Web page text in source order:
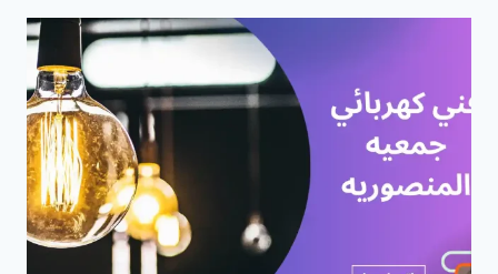
الدسمة
90919474
كهربائي
الدسمة